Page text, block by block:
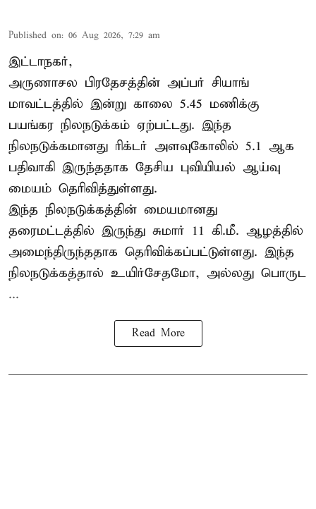
Published on: 06 Aug 2026, 7:29 am
இட்டாநகர்,
அருணாசல பிரதேசத்தின் அப்பர் சியாங்
மாவட்டத்தில் இன்று காலை 5.45 மணிக்கு
பயங்கர நிலநடுக்கம் ஏற்பட்டது. இந்த
நிலநடுக்கமானது ரிக்டர் அளவுகோலில் 5.1 ஆக
பதிவாகி இருந்ததாக தேசிய புவியியல் ஆய்வு
மையம் தெரிவித்துள்ளது.
இந்த நிலநடுக்கத்தின் மையமானது
தரைமட்டத்தில் இருந்து சுமார் 11 கி.மீ. ஆழத்தில்
அமைந்திருந்ததாக தெரிவிக்கப்பட்டுள்ளது. இந்த
நிலநடுக்கத்தால் உயிர்சேதமோ, அல்லது பொருட
...
Read More